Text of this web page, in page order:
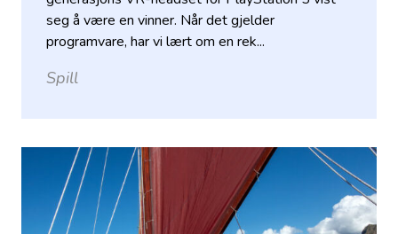
seg å være en vinner. Når det gjelder
programvare, har vi lært om en rek...
Spill